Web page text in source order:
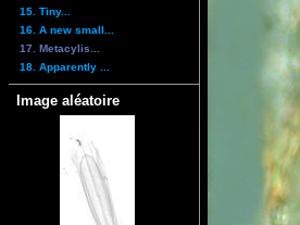
15. Tiny...
16. A new small...
17. Metacylis...
18. Apparently ...
Image aléatoire